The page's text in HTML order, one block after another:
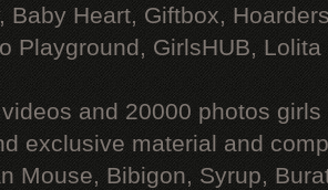
Baby Heart, Giftbox,
Playground, GirlsHUB, Lolita
and 20000 photos
exclusive material and
Mouse, Bibigon, Syrup,